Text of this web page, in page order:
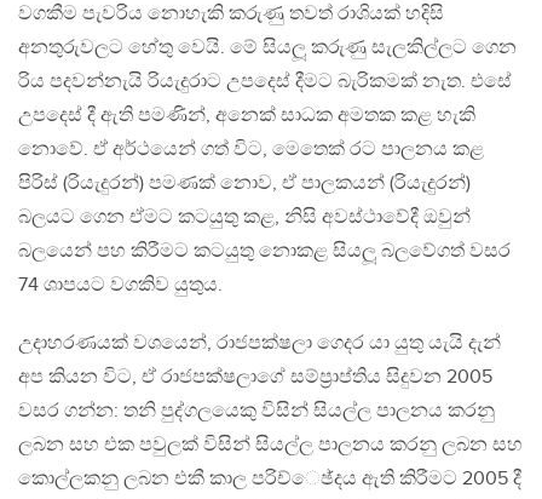
වගකීම පැවරිය නොහැකි කරුණු තවත් රාශියක් හදිසි
අනතුරුවලට හේතු වෙයි. මේ සියලූ කරුණු සැලකිල්ලට ගෙන
රිය පදවන්නැයි රියැදුරාට උපදෙස් දීමට බැරිකමක් නැත. එසේ
උපදෙස් දී ඇති පමණින්, අනෙක් සාධක අමතක කළ හැකි
නොවේ. ඒ අර්ථයෙන් ගත් විට, මෙතෙක් රට පාලනය කළ
පිරිස් (රියැදුරන්) පමණක් නොව, ඒ පාලකයන් (රියැදුරන්)
බලයට ගෙන ඒමට කටයුතු කළ, නිසි අවස්ථාවේදී ඔවුන්
බලයෙන් පහ කිරීමට කටයුතු නොකළ සියලූ බලවේගත් වසර
74 ශාපයට වගකිව යුතුය.
උදාහරණයක් වශයෙන්, රාජපක්ෂලා ගෙදර යා යුතු යැයි දැන්
අප කියන විට, ඒ රාජපක්ෂලාගේ සම්ප්‍රාප්තිය සිදුවන 2005
වසර ගන්න: තනි පුද්ගලයෙකු විසින් සියල්ල පාලනය කරනු
ලබන සහ එක පවුලක් විසින් සියල්ල පාලනය කරනු ලබන සහ
කොල්ලකනු ලබන එකී කාල පරිච්ෙඡ්දය ඇති කිරීමට 2005 දී